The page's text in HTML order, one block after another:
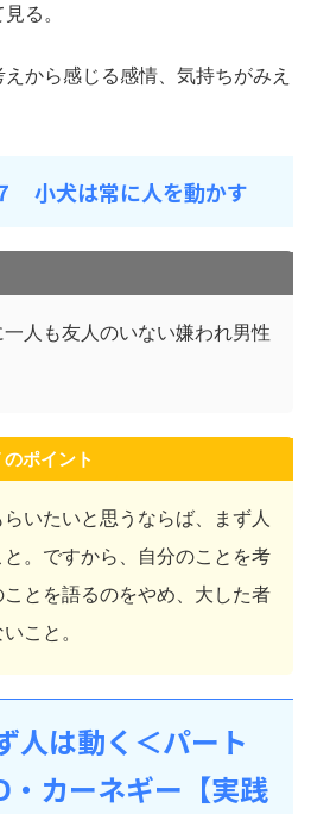
る。
から感じる感情、気持ちがみえ
小犬は常に人を動かす
人も友人のいない嫌われ男性
ポイント
いたいと思うならば、まず人
。ですから、自分のことを考
とを語るのをやめ、大した者
こと。
人は動く＜パート
カーネギー【実践